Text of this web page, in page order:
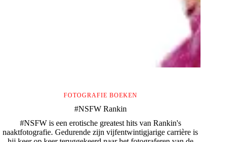
FOTOGRAFIE BOEKEN
#NSFW Rankin
#NSFW is een erotische greatest hits van Rankin's
naaktfotografie. Gedurende zijn vijfentwintigjarige carrière is